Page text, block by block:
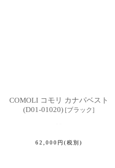
COMOLI コモリ カナパベスト
(D01-01020) [ブラック]
62,000 円 (税別)